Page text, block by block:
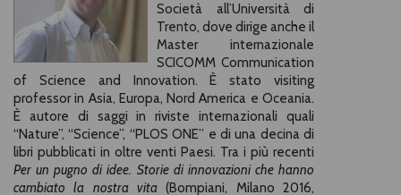
Società all’Università di
Trento, dove dirige anche il
Master internazionale
SCICOMM Communication
of Science and Innovation. È stato visiting
professor in Asia, Europa, Nord America e Oceania.
È autore di saggi in riviste internazionali quali
“Nature”, “Science”, “PLOS ONE” e di una decina di
libri pubblicati in oltre venti Paesi. Tra i più recenti
Per un pugno di idee. Storie di innovazioni che hanno
cambiato la nostra vita (Bompiani, Milano 2016,